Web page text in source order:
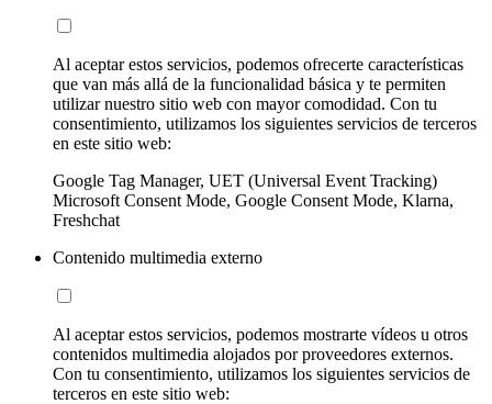
Al aceptar estos servicios, podemos ofrecerte características
que van más allá de la funcionalidad básica y te permiten
utilizar nuestro sitio web con mayor comodidad. Con tu
consentimiento, utilizamos los siguientes servicios de terceros
en este sitio web:
Google Tag Manager, UET (Universal Event Tracking)
Microsoft Consent Mode, Google Consent Mode, Klarna,
Freshchat
Contenido multimedia externo
Al aceptar estos servicios, podemos mostrarte vídeos u otros
contenidos multimedia alojados por proveedores externos.
Con tu consentimiento, utilizamos los siguientes servicios de
terceros en este sitio web: